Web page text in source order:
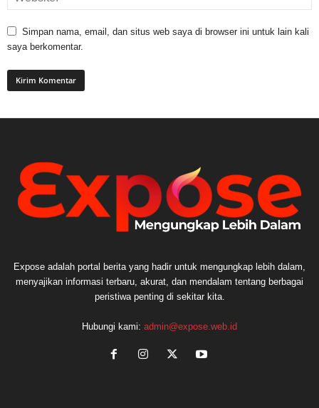
Simpan nama, email, dan situs web saya di browser ini untuk lain kali
saya berkomentar.
Expose adalah portal berita yang hadir untuk mengungkap lebih dalam,
menyajikan informasi terbaru, akurat, dan mendalam tentang berbagai
peristiwa penting di sekitar kita.
Hubungi kami: admin@expose.web.id